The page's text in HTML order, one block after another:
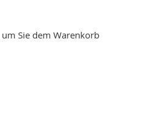
Sie dem Warenkorb